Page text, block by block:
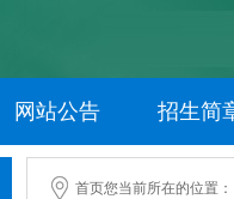
网站公告 招生简
您当前所在的位置：
首页